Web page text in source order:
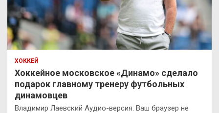
ХОККЕЙ
Хоккейное московское «Динамо» сделало
подарок главному тренеру футбольных
динамовцев
Владимир Лаевский Аудио-версия: Ваш браузер не